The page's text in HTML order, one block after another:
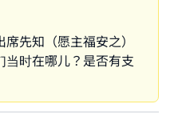
先知（愿主福安之）
当时在哪儿？是否有支